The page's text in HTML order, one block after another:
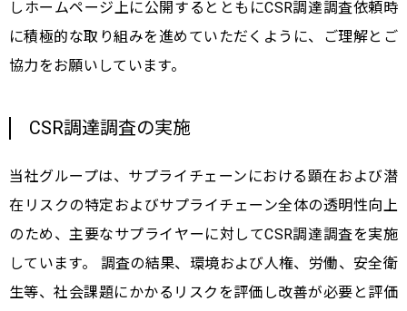
しホームページ上に公開するとともにCSR調達調査依頼時
に積極的な取り組みを進めていただくように、ご理解とご
協力をお願いしています。
CSR調達調査の実施
当社グループは、サプライチェーンにおける顕在および潜
在リスクの特定およびサプライチェーン全体の透明性向上
のため、主要なサプライヤーに対してCSR調達調査を実施
しています。 調査の結果、環境および人権、労働、安全衛
生等、社会課題にかかるリスクを評価し改善が必要と評価